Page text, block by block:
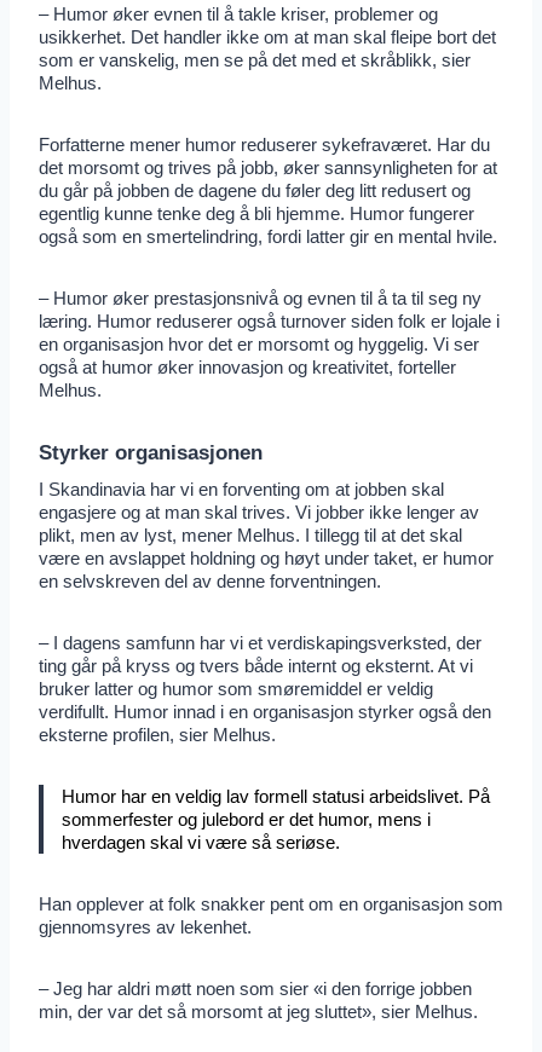
– Humor øker evnen til å takle kriser, problemer og
usikkerhet. Det handler ikke om at man skal fleipe bort det
som er vanskelig, men se på det med et skråblikk, sier
Melhus.
Forfatterne mener humor reduserer sykefraværet. Har du
det morsomt og trives på jobb, øker sannsynligheten for at
du går på jobben de dagene du føler deg litt redusert og
egentlig kunne tenke deg å bli hjemme. Humor fungerer
også som en smertelindring, fordi latter gir en mental hvile.
– Humor øker prestasjonsnivå og evnen til å ta til seg ny
læring. Humor reduserer også turnover siden folk er lojale i
en organisasjon hvor det er morsomt og hyggelig. Vi ser
også at humor øker innovasjon og kreativitet, forteller
Melhus.
Styrker organisasjonen
I Skandinavia har vi en forventing om at jobben skal
engasjere og at man skal trives. Vi jobber ikke lenger av
plikt, men av lyst, mener Melhus. I tillegg til at det skal
være en avslappet holdning og høyt under taket, er humor
en selvskreven del av denne forventningen.
– I dagens samfunn har vi et verdiskapingsverksted, der
ting går på kryss og tvers både internt og eksternt. At vi
bruker latter og humor som smøremiddel er veldig
verdifullt. Humor innad i en organisasjon styrker også den
eksterne profilen, sier Melhus.
Humor har en veldig lav formell statusi arbeidslivet. På
sommerfester og julebord er det humor, mens i
hverdagen skal vi være så seriøse.
Han opplever at folk snakker pent om en organisasjon som
gjennomsyres av lekenhet.
– Jeg har aldri møtt noen som sier «i den forrige jobben
min, der var det så morsomt at jeg sluttet», sier Melhus.